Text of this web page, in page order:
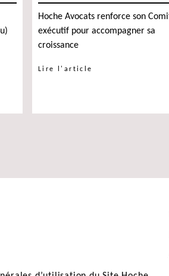
Hoche Avocats renforce son
exécutif pour accompagner sa
croissance
Lire l'article